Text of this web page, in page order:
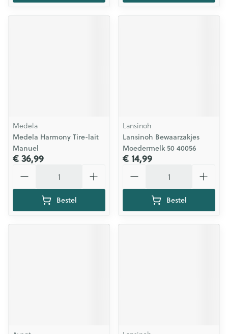
Medela
Medela Harmony Tire-lait
Manuel
€ 36,99
Bestel
Lansinoh
Lansinoh Bewaarzakjes
Moedermelk 50 40056
€ 14,99
Bestel